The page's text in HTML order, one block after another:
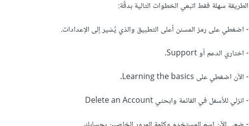
الطريقة سهلة فقط اتبعي الخطوات التالية بدقّة:
- اضغطي على رمز المسنن أعلى التطبيق والذي يُشير إلى الإعدادات.
- اختاري الدعم أو Support.
- الآن اضغطي على Learning the basics.
- انزلي للأسفل في القائمة وابحثي Delete an Account